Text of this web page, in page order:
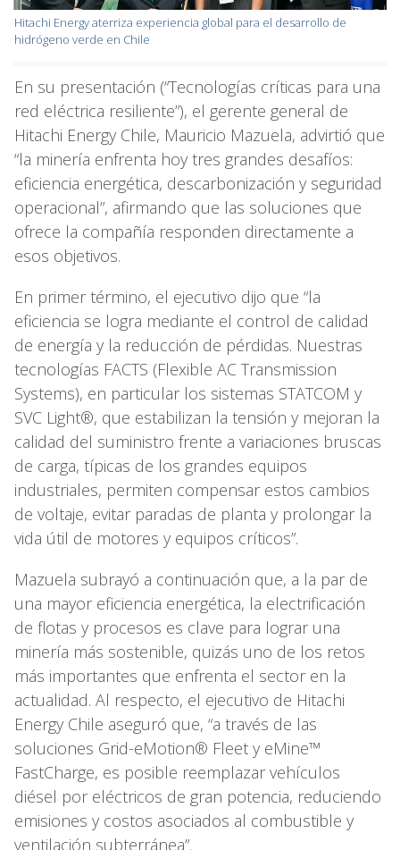
Hitachi Energy aterriza experiencia global para el desarrollo de
hidrógeno verde en Chile
En su presentación (“Tecnologías críticas para una
red eléctrica resiliente”), el gerente general de
Hitachi Energy Chile, Mauricio Mazuela, advirtió que
“la minería enfrenta hoy tres grandes desafíos:
eficiencia energética, descarbonización y seguridad
operacional”, afirmando que las soluciones que
ofrece la compañía responden directamente a
esos objetivos.
En primer término, el ejecutivo dijo que “la
eficiencia se logra mediante el control de calidad
de energía y la reducción de pérdidas. Nuestras
tecnologías FACTS (Flexible AC Transmission
Systems), en particular los sistemas STATCOM y
SVC Light®, que estabilizan la tensión y mejoran la
calidad del suministro frente a variaciones bruscas
de carga, típicas de los grandes equipos
industriales, permiten compensar estos cambios
de voltaje, evitar paradas de planta y prolongar la
vida útil de motores y equipos críticos”.
Mazuela subrayó a continuación que, a la par de
una mayor eficiencia energética, la electrificación
de flotas y procesos es clave para lograr una
minería más sostenible, quizás uno de los retos
más importantes que enfrenta el sector en la
actualidad. Al respecto, el ejecutivo de Hitachi
Energy Chile aseguró que, “a través de las
soluciones Grid-eMotion® Fleet y eMine™
FastCharge, es posible reemplazar vehículos
diésel por eléctricos de gran potencia, reduciendo
emisiones y costos asociados al combustible y
ventilación subterránea”.